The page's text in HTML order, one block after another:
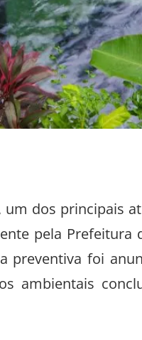
dos principais
pela Prefeitura
preventiva foi
ambientais